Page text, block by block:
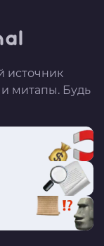
источник
митапы. Будь